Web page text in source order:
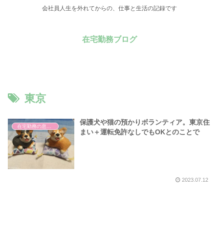
会社員人生を外れてからの、仕事と生活の記録です
在宅勤務ブログ
東京
在宅勤務の息抜き
保護犬や猫の預かりボランティア。東京住
まい＋運転免許なしでもOKとのことで
2023.07.12